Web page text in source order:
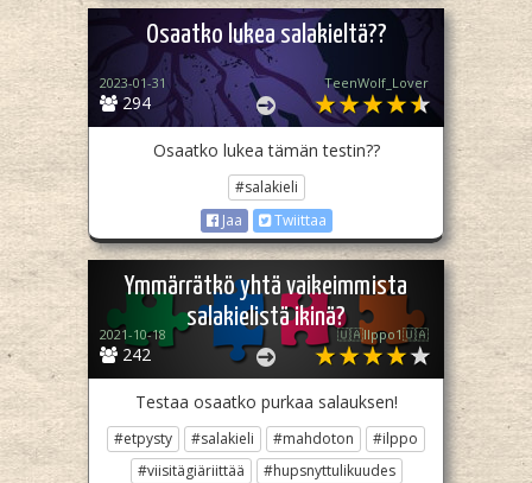
Osaatko lukea salakieltä??
294
2023-01-31 TeenWolf_Lover
Osaatko lukea tämän testin??
#salakieli
Jaa
Twiittaa
Ymmärrätkö yhtä vaikeimmista
salakielistä ikinä?
242
2021-10-18 🇺🇦Ilppo1🇺🇦
Testaa osaatko purkaa salauksen!
#etpysty #salakieli #mahdoton
#ilppo
#viisitägiäriittää
#hupsnyttulikuudes